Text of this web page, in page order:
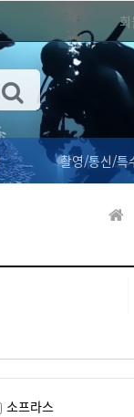
회
촬영/통신/특
소프라스